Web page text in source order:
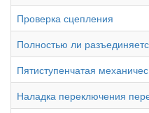
Проверка сцепления
Полностью ли
Пятиступенчатая
Наладка переключения